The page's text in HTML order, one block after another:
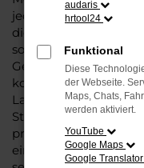
jeder
die vielfältigen
sowie die zahlreichen
Gebrauchtwagen für
kompletter nicht sein
Langlebigkeit und
Steinböhmer kommt
preislichen Nachlass
ein Unternehmen mit
audaris
hrtool24
Funktional
Diese
der Webseite.
Maps, Chats,
werden aktiviert.
YouTube
Google Maps
Google Translator